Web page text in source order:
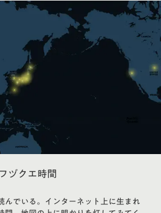
ヅクエ時間
んでいる。インターネット上に生まれ